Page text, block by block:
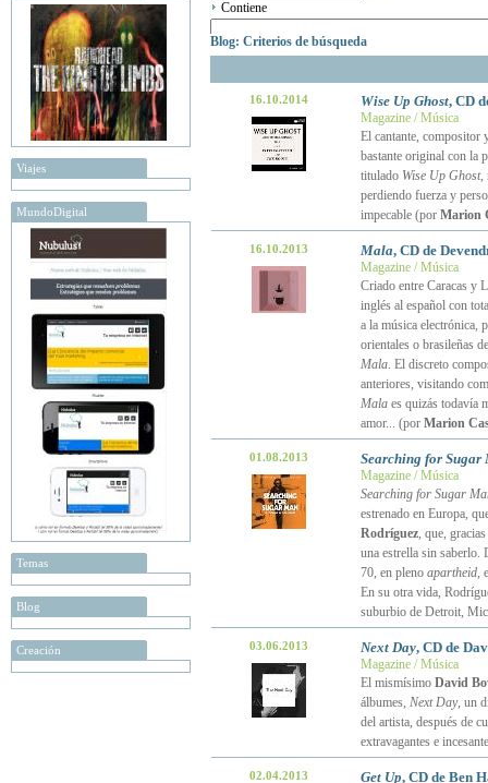
Viajes
MundoDigital
Temas
Blog
Creación
Contiene
Blog: Criterios de búsqueda
16.10.2014 Wise Up Ghost, CD
Magazine / Música
El cantante, compositor
bastante original con la
titulado Wise Up Ghost,
perdiendo fuerza y
impecable (por Marion
16.10.2013 Mala, CD de
Magazine / Música
Criado entre Caracas y
inglés al español con
a la música electrónica,
orientales o brasileñas
Mala. El discreto
anteriores, visitando
Malaes quizás todavía
amor... (por Marion
01.08.2013 Searching for Sugar
Magazine / Música
Searching for Sugar
estrenado en Europa,
Rodríguez, que,
una estrella sin saberlo.
70, en pleno apartheid,
En su otra vida,
suburbio de Detroit,
03.06.2013 Next Day, CD de
Magazine / Música
El mismísimo David
álbumes, Next Day, un
del artista, después de
extravagantes e
02.04.2013 Get Up, CD de Ben